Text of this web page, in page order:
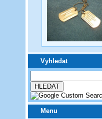
Vyhledat
Menu